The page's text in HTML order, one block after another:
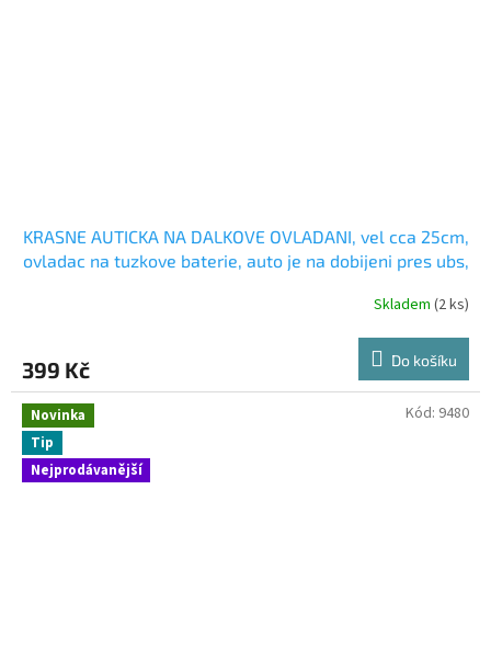
KRASNE AUTICKA NA DALKOVE OVLADANI, vel cca 25cm,
ovladac na tuzkove baterie, auto je na dobijeni pres ubs,
Skladem (2 ks)
399 Kč Do košíku
Novinka
Tip
Nejprodávanější
Kód: 9480